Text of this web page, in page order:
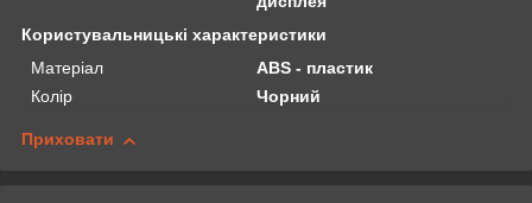
Користувальницькі характеристики
Матеріал
ABS - пластик
Колір
Чорний
Приховати